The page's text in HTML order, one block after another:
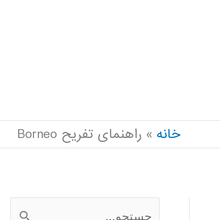
خانه
راهنمای تفریح Borneo